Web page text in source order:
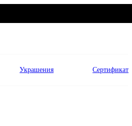
Украшения Сертификат